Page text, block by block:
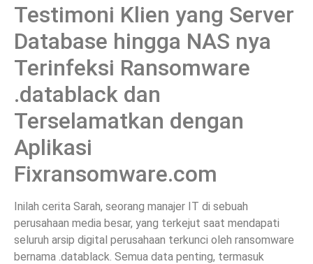
Testimoni Klien yang Server
Database hingga NAS nya
Terinfeksi Ransomware
.datablack dan
Terselamatkan dengan
Aplikasi
Fixransomware.com
Inilah cerita Sarah, seorang manajer IT di sebuah
perusahaan media besar, yang terkejut saat mendapati
seluruh arsip digital perusahaan terkunci oleh ransomware
bernama .datablack. Semua data penting, termasuk